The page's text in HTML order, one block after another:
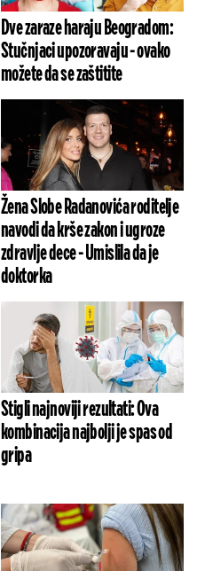
Dve zaraze haraju Beogradom:
Stučnjaci upozoravaju - ovako
možete da se zaštitite
Žena Slobe Radanovića roditelje
navodi da krše zakon i ugroze
zdravlje dece - Umislila da je
doktorka
Stigli najnoviji rezultati: Ova
kombinacija najbolji je spas od
gripa